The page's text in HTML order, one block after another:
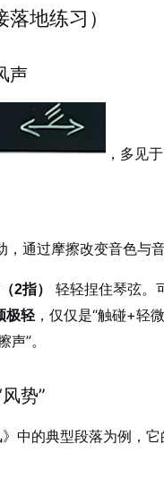
地练习）
声
，多见
通过摩擦改变音色与音
2指） 轻轻捏住琴弦。
极轻 ，仅仅是“触碰+轻
”。
势”
中的典型段落为例，